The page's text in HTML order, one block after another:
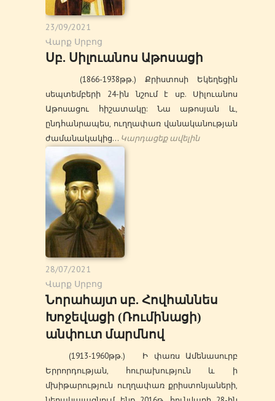
23/09/2021
Վարք Սրբոց
Սբ. Սիլուանոս Աթոսացի
(1866-1938թթ.) Քրիստոսի Եկեղեցին
սեպտեմբերի 24-ին նշում է սբ. Սիլուանոս
Աթոսացու հիշատակը: Նա աթոսյան և,
ընդհանրապես, ուղղափառ վանականության
ժամանակակից… Կարդացեք ավելին
28/07/2021
Վարք Սրբոց
Նորահայտ սբ. Հովհաննես
Խոջեվացի (Ռումինացի)
անփուտ մարմնով
(1913-1960թթ.) Ի փառս Ամենասուրբ
Երրորդության, հուրախություն և ի
մխիթարություն ուղղափառ քրիստոնյաների,